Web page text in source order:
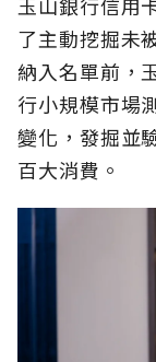
了主動挖掘未
納入名單前，
行小規模市場
變化，發掘並
百大消費。